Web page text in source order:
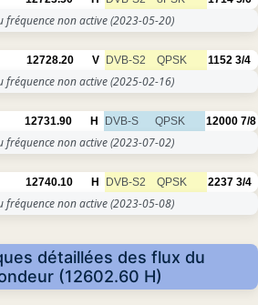
fréquence non active(2023-05-20)
12728.20 V DVB-S2 QPSK 1152 3/4
fréquence non active(2025-02-16)
12731.90 H DVB-S QPSK 12000 7/8
fréquence non active(2023-07-02)
12740.10 H DVB-S2 QPSK 2237 3/4
fréquence non active(2023-05-08)
détaillées des flux du
(12602.60 H)